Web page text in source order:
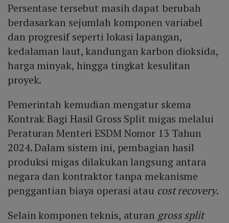
Persentase tersebut masih dapat berubah
berdasarkan sejumlah komponen variabel
dan progresif seperti lokasi lapangan,
kedalaman laut, kandungan karbon dioksida,
harga minyak, hingga tingkat kesulitan
proyek.
Pemerintah kemudian mengatur skema
Kontrak Bagi Hasil Gross Split migas melalui
Peraturan Menteri ESDM Nomor 13 Tahun
2024. Dalam sistem ini, pembagian hasil
produksi migas dilakukan langsung antara
negara dan kontraktor tanpa mekanisme
penggantian biaya operasi atau cost recovery.
Selain komponen teknis, aturan gross split